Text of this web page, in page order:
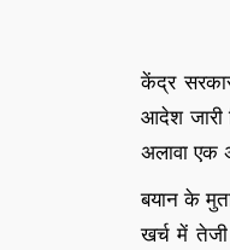
केंद्र
आदेश जारी
अलावा एक
बयान के
खर्च में तेजी